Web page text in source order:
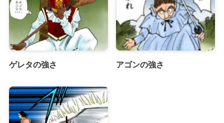
ゲレタの強さ アゴンの強さ